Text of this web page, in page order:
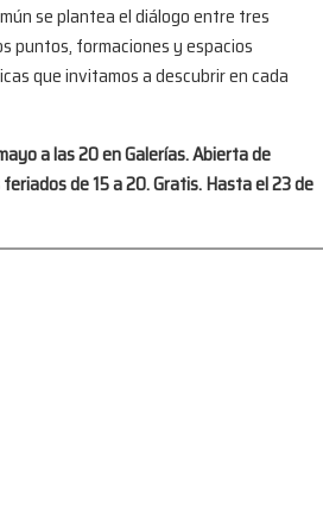
se plantea el diálogo entre tres
puntos, formaciones y espacios
que invitamos a descubrir en cada
a las 20 en Galerías. Abierta de
de 15 a 20. Gratis. Hasta el 23 de